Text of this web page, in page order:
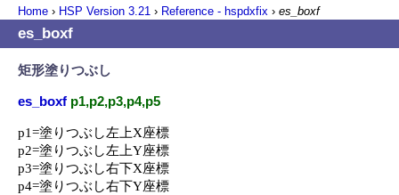
Home › HSP Version 3.21 › Reference - hspdxfix › es_boxf
es_boxf
矩形塗りつぶし
es_boxf p1,p2,p3,p4,p5
p1=塗りつぶし左上X座標
p2=塗りつぶし左上Y座標
p3=塗りつぶし右下X座標
p4=塗りつぶし右下Y座標